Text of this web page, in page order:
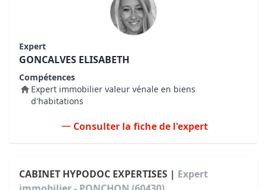
Expert
GONCALVES ELISABETH
Compétences
Expert immobilier valeur vénale en biens
d'habitations
Consulter la fiche de l'expert
CABINET HYPODOC EXPERTISES | Expert